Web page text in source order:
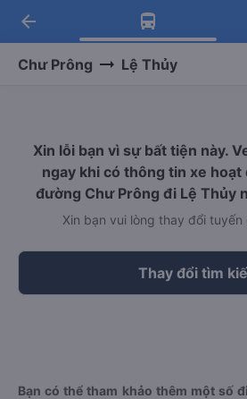
Tải app Vexere ngay!
Nhận ưu đãi thành viên
Tải app Vexere
-30k/ghế khi đặt vé máy
arrow_back
Chư Prông Lệ Thủy
Xin lỗi bạn vì sự bất tiện này.
ngay khi có thông tin xe
đường Chư Prông đi Lệ Thủy
Xin bạn vui lòng thay đổi
Thay đổi tìm
Bạn có thể tham khảo thêm một số